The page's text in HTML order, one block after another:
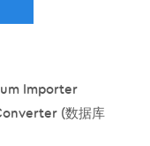
Importer
(数据库